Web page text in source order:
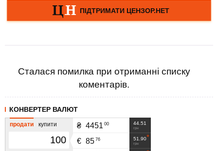
Сталася помилка при отриманні списку
коментарів.
КОНВЕРТЕР ВАЛЮТ
продати купити 44.51
грн
₴ 4451 00
51.90
грн
€ 85 76